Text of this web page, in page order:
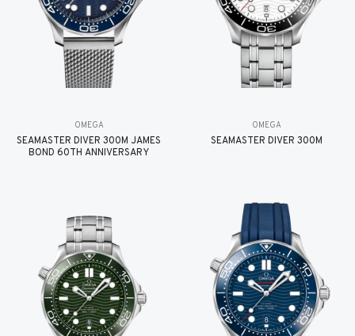
OMEGA
SEAMASTER DIVER 300M JAMES
BOND 60TH ANNIVERSARY
OMEGA
SEAMASTER DIVER 300M